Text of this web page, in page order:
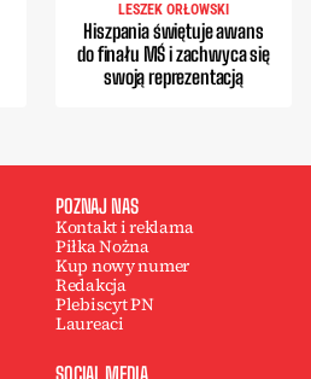
LESZEK ORŁOWSKI
Hiszpania świętuje awans
do finału MŚ i zachwyca się
swoją reprezentacją
POZNAJ NAS
Kontakt i reklama
Piłka Nożna
Kup nowy numer
Redakcja
Plebiscyt PN
Laureaci
SOCIAL MEDIA